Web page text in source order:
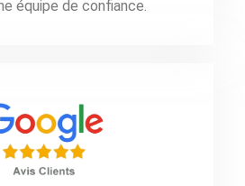
équipe de confiance.